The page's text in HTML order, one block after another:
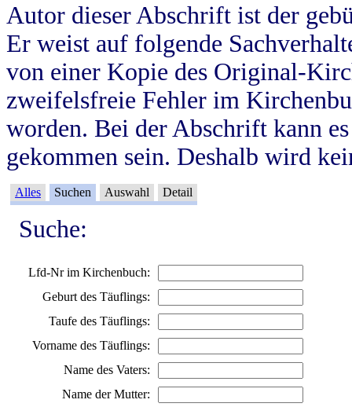
Autor dieser Abschrift ist der
Er weist auf folgende
von einer Kopie des Original-
zweifelsfreie Fehler im
worden. Bei der Abschrift kann
gekommen sein. Deshalb wird
Alles Suchen Auswahl Detail
Suche:
Lfd-Nr im Kirchenbuch:
Geburt des Täuflings:
Taufe des Täuflings:
Vorname des Täuflings:
Name des Vaters:
Name der Mutter: